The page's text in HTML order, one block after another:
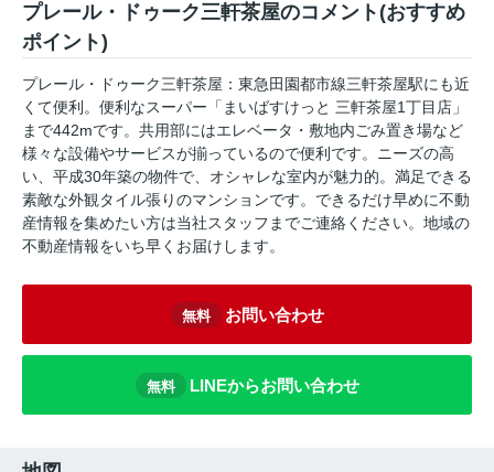
プレール・ドゥーク三軒茶屋のコメント(おすすめ
ポイント)
プレール・ドゥーク三軒茶屋：東急田園都市線三軒茶屋駅にも近
くて便利。便利なスーパー「まいばすけっと 三軒茶屋1丁目店」
まで442mです。共用部にはエレベータ・敷地内ごみ置き場など
様々な設備やサービスが揃っているので便利です。ニーズの高
い、平成30年築の物件で、オシャレな室内が魅力的。満足できる
素敵な外観タイル張りのマンションです。できるだけ早めに不動
産情報を集めたい方は当社スタッフまでご連絡ください。地域の
不動産情報をいち早くお届けします。
無料 お問い合わせ
無料 LINEからお問い合わせ